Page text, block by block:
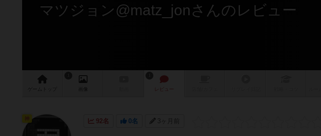
マツジョン@matz_jonさんのレビュー
ゲーム 画像 レビュー
92名 0名 3ヶ月前